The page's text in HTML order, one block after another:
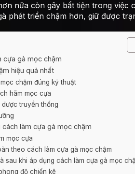
nữa còn gây bất tiện trong
phát triển chậm hơn, giữ được
cựa gà mọc chậm
hiệu quả nhất
chậm đúng kỹ thuật
hãm mọc cựa
dược truyền thống
làm cựa gà mọc chậm
mọc cựa
theo cách làm cựa gà mọc chậm
sau khi áp dụng cách làm cựa gà mọc
độ chiến kê